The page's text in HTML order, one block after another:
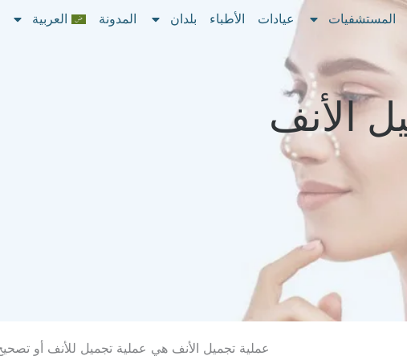
المستشفيات عيادات الأطباء بلدان المدونة العربية
الأنف
عملية تجميل الأنف هي عملية تجميل للأنف أو